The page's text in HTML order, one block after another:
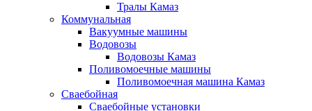
Тралы Камаз
Коммунальная
Вакуумные машины
Водовозы
Водовозы Камаз
Поливомоечные машины
Поливомоечная машина Камаз
Сваебойная
Сваебойные установки